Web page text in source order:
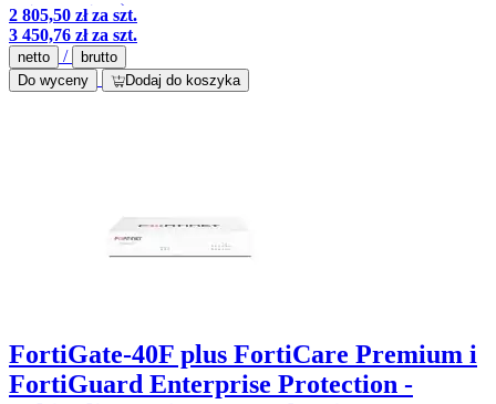
porty wewnętrzne)
2 805,50 złza szt.
3 450,76 złza szt.
netto /
brutto
Do wyceny
Dodaj do koszyka
FortiGate-40F plus FortiCare Premium i
FortiGuard Enterprise Protection -